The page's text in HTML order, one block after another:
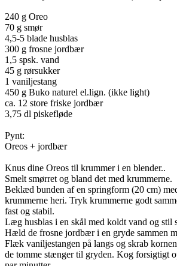
240 g Oreo
70 g smør
4,5-5 blade husblas
300 g frosne jordbær
1,5 spsk. vand
45 g rørsukker
1 vaniljestang
450 g Buko naturel el.lign. (ikke light)
ca. 12 store friske jordbær
3,75 dl piskefløde
Pynt:
Oreos + jordbær
Knus dine Oreos til krummer i en blender..
Smelt smørret og bland det med krummerne.
Beklæd bunden af en springform (20 cm)
krummerne heri. Tryk krummerne godt
fast og stabil.
Læg husblas i en skål med koldt vand og stil
Hæld de frosne jordbær i en gryde sammen
Flæk vaniljestangen på langs og skrab
de tomme stænger til gryden. Kog forsigtigt